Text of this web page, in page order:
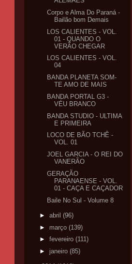
Corpo e Alma Do Paraná -
Bailão bom Demais
LOS CALIENTES - VOL.
01 - QUANDO O
VERÃO CHEGAR
LOS CALIENTES - VOL.
04
BANDA PLANETA SOM-
TE AMO DE MAIS
BANDA PORTAL G3 -
VÉU BRANCO
BANDA STUDIO - ULTIMA
E PRIMEIRA
LOCO DE BÃO TCHÊ -
VOL. 01
JOEL GARCIA - O REI DO
VANERÃO
GERAÇÃO
PARANAENSE - VOL.
01 - CAÇA E CAÇADOR
Baile No Sul - Volume 8
► abril (96)
► março (139)
► fevereiro (111)
► janeiro (85)